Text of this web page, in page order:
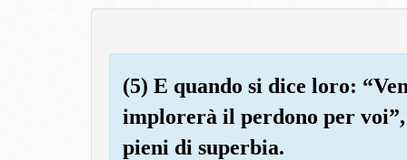
(5) E quando si dice loro:
implorerà il perdono per
pieni di superbia.